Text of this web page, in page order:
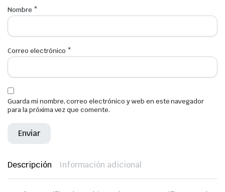
Nombre *
Correo electrónico *
Guarda mi nombre, correo electrónico y web en este navegador
para la próxima vez que comente.
Descripción Información adicional